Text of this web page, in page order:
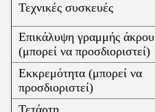
Τεχνικές συσκευές
Επικάλυψη γραμμής άκρου
(μπορεί να προσδιοριστεί)
Εκκρεμότητα (μπορεί να
προσδιοριστεί)
Τετάρτη